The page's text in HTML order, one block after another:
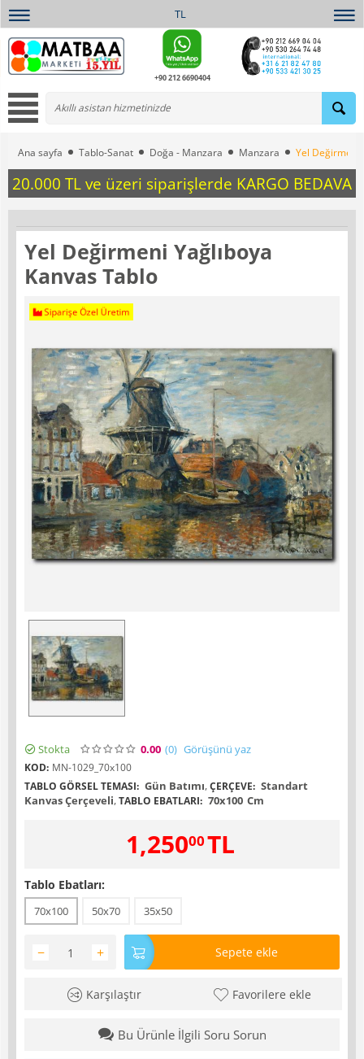
TL
+90 212 6690404
Ana sayfa Tablo-Sanat Doğa - Manzara Manzara Yel Değirmeni
20.000 TL ve üzeri siparişlerde KARGO BEDAVA
Yel Değirmeni Yağlıboya
Kanvas Tablo
Siparişe Özel Üretim
Stokta 0.00 (0) Görüşünü yaz
KOD: MN-1029_70x100
TABLO GÖRSEL TEMASI: Gün Batımı,ÇERÇEVE: Standart
Kanvas Çerçeveli,TABLO EBATLARI: 70x100 Cm
1,25000TL
Tablo Ebatları:
70x100 50x70 35x50
+
− Sepete ekle
Karşılaştır Favorilere ekle
Bu Ürünle İlgili Soru Sorun